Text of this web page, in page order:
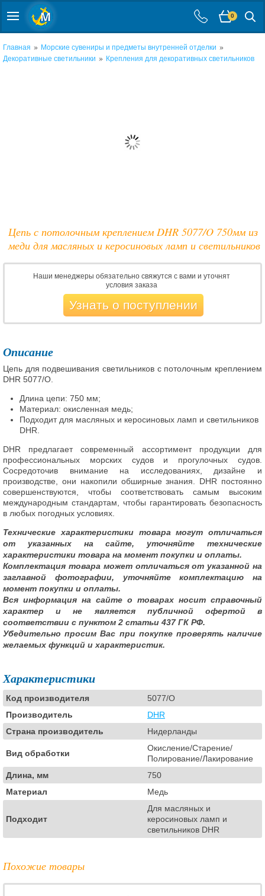
0
Главная » Морские сувениры и предметы внутренней отделки »
Декоративные светильники » Крепления для декоративных светильников
Цепь с потолочным креплением DHR 5077/O 750мм из
меди для масляных и керосиновых ламп и светильников
Наши менеджеры обязательно свяжутся с вами и уточнят
условия заказа
Узнать о поступлении
Описание
Цепь для подвешивания светильников с потолочным креплением
DHR 5077/O.
Длина цепи: 750 мм;
Материал: окисленная медь;
Подходит для масляных и керосиновых ламп и светильников
DHR.
DHR предлагает современный ассортимент продукции для
профессиональных морских судов и прогулочных судов.
Сосредоточив внимание на исследованиях, дизайне и
производстве, они накопили обширные знания. DHR постоянно
совершенствуются, чтобы соответствовать самым высоким
международным стандартам, чтобы гарантировать безопасность
в любых погодных условиях.
Технические характеристики товара могут отличаться
от указанных на сайте, уточняйте технические
характеристики товара на момент покупки и оплаты.
Комплектация товара может отличаться от указанной на
заглавной фотографии, уточняйте комплектацию на
момент покупки и оплаты.
Вся информация на сайте о товарах носит справочный
характер и не является публичной офертой в
соответствии с пунктом 2 статьи 437 ГК РФ.
Убедительно просим Вас при покупке проверять наличие
желаемых функций и характеристик.
Характеристики
Код производителя
5077/O
Производитель
DHR
Страна производитель
Нидерланды
Вид обработки
Окисление/Старение/
Полирование/Лакирование
Длина, мм
750
Материал
Медь
Подходит
Для масляных и
керосиновых ламп и
светильников DHR
Похожие товары